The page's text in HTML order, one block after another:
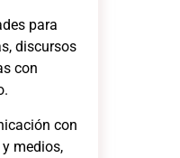
para
discursos
con
con
medios,